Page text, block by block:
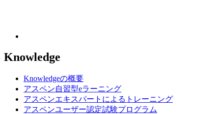
Knowledge
Knowledgeの概要
アスペン自習型eラーニング
アスペンエキスパートによるトレーニング
アスペンユーザー認定試験プログラム